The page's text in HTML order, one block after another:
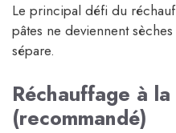
Le principal défi du
pâtes ne deviennent
sépare.
Réchauffage à
(recommandé)